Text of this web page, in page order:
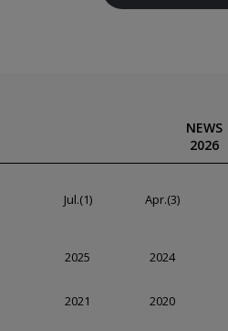
NEWS
2026
Jul.(1) Apr.(3)
2025 2024
2021 2020